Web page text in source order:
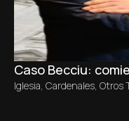
Caso Becciu:
Iglesia, Cardenales, Otros